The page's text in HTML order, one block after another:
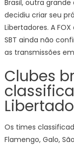
Brasil, outra
decidiu criar seu
Libertadores. A
SBT ainda não
as transmissões em
Clubes
Os times
Flamengo, Galo,